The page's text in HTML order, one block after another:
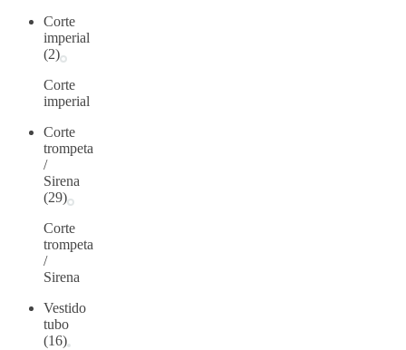
Corte
imperial
(2)
Corte
imperial
Corte
trompeta
/
Sirena
(29)
Corte
trompeta
/
Sirena
Vestido
tubo
(16)